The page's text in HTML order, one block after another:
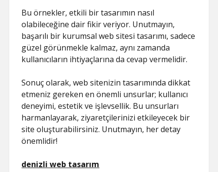
Bu örnekler, etkili bir tasarımın nasıl
olabileceğine dair fikir veriyor. Unutmayın,
başarılı bir kurumsal web sitesi tasarımı, sadece
güzel görünmekle kalmaz, aynı zamanda
kullanıcıların ihtiyaçlarına da cevap vermelidir.
Sonuç olarak, web sitenizin tasarımında dikkat
etmeniz gereken en önemli unsurlar; kullanıcı
deneyimi, estetik ve işlevsellik. Bu unsurları
harmanlayarak, ziyaretçilerinizi etkileyecek bir
site oluşturabilirsiniz. Unutmayın, her detay
önemlidir!
denizli web tasarım